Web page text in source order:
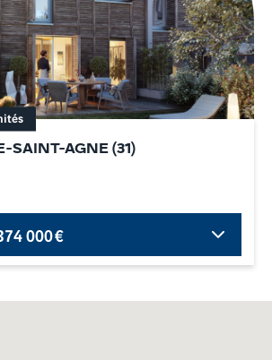
SAINT-AGNE (31 )
000 €